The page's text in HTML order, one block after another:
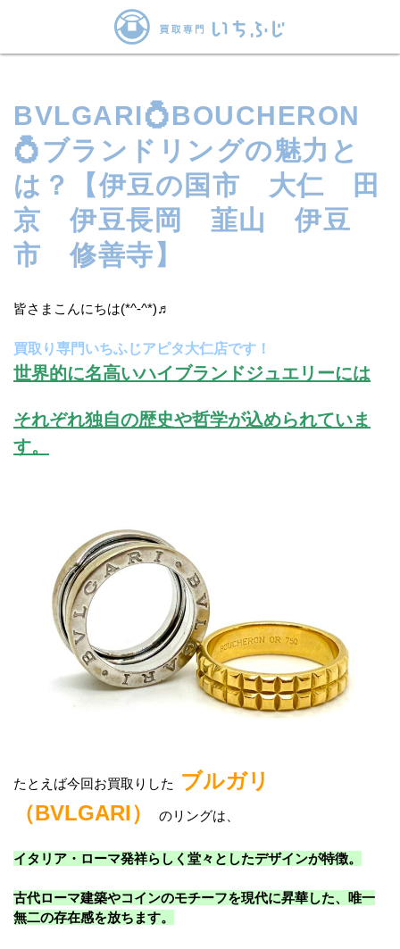
BVLGARI💍BOUCHERON
💍ブランドリングの魅力と
は？【伊豆の国市 大仁 田
京 伊豆長岡 韮山 伊豆
市 修善寺】
皆さまこんにちは(*^-^*)♬
買取り専門いちふじアピタ大仁店です！
世界的に名高いハイブランドジュエリーには
それぞれ独自の歴史や哲学が込められていま
す。
たとえば今回お買取りした
ブルガリ
（BVLGARI）
のリングは、
イタリア・ローマ発祥らしく堂々としたデザインが特徴。
古代ローマ建築やコインのモチーフを現代に昇華した、唯一
無二の存在感を放ちます。